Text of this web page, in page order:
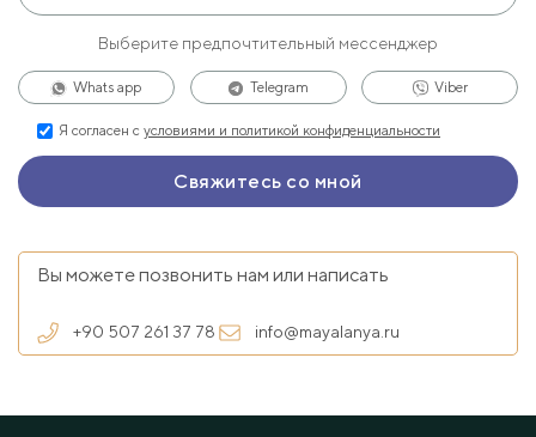
Выберите предпочтительный мессенджер
Whats app Telegram Viber
Я согласен с условиями и политикой конфиденциальности
Вы можете позвонить нам или написать
+90 507 261 37 78 info@mayalanya.ru